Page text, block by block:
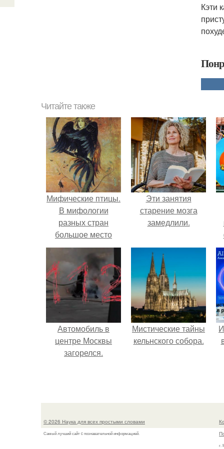
Кэти
Читайте также
Мифические птицы.
В мифологии
разных стран
большое место
занимают образы
Эти занятия
старение мозга
замедлили.
Автомобиль в
центре Москвы
загорелся.
Мистические тайны
кельнского собора.
© 2026 Наука для всех простыми словами
Самый лучший сайт c познавательной информацией.
г.